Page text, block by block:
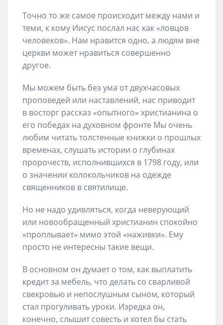
Точно то же самое происходит между нами и
теми, к кому Иисус послал нас как «ловцов
человеков». Нам нравится одно, а людям вне
церкви может нравиться совершенно
другое.
Мы можем быть без ума от двухчасовых
проповедей или наставлений, нас приводит
в восторг рассказ «опытного» христианина о
его победах на духовном фронте Мы очень
любим читать толстенные книжки о прошлых
временах, слушать истории о глубинах
пророчеств, исполнившихся в 1798 году, или
о значении колокольчиков на одежде
священников в святилище.
Но не надо удивляться, когда неверующий
или новообращенный христианин спокойно
«проплывает» мимо этой «наживки». Ему
просто не интересны такие вещи.
В основном он думает о том, как выплатить
кредит за мебель, что делать со сварливой
свекровью и непослушным сыном, который
стал прогуливать уроки. Изредка он,
конечно, слышит совесть и хотел бы стать